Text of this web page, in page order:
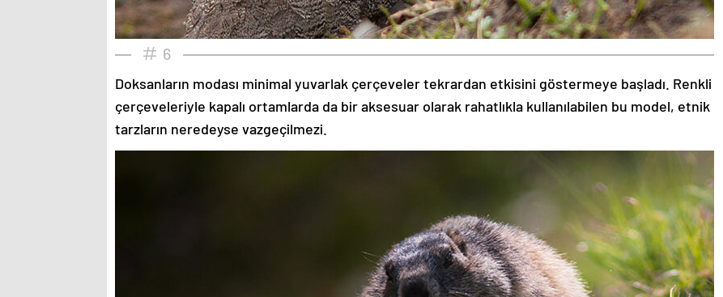
6
Doksanların modası minimal yuvarlak çerçeveler tekrardan etkisini göstermeye başladı. Renkli
çerçeveleriyle kapalı ortamlarda da bir aksesuar olarak rahatlıkla kullanılabilen bu model, etnik
tarzların neredeyse vazgeçilmezi.